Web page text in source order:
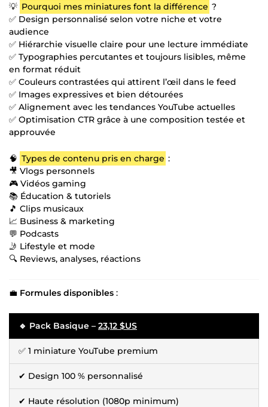
💡 Pourquoi mes miniatures font la différence ?
✅ Design personnalisé selon votre niche et votre
audience
✅ Hiérarchie visuelle claire pour une lecture immédiate
✅ Typographies percutantes et toujours lisibles, même
en format réduit
✅ Couleurs contrastées qui attirent l’œil dans le feed
✅ Images expressives et bien détourées
✅ Alignement avec les tendances YouTube actuelles
✅ Optimisation CTR grâce à une composition testée et
approuvée
🧠 Types de contenu pris en charge :
🎥 Vlogs personnels
🎮 Vidéos gaming
📚 Éducation & tutoriels
🎵 Clips musicaux
📈 Business & marketing
💬 Podcasts
🤳 Lifestyle et mode
🔍 Reviews, analyses, réactions
💼 Formules disponibles :
🔹 Pack Basique – 23,12 $US
✅ 1 miniature YouTube premium
✔ Design 100 % personnalisé
✔ Haute résolution (1080p minimum)